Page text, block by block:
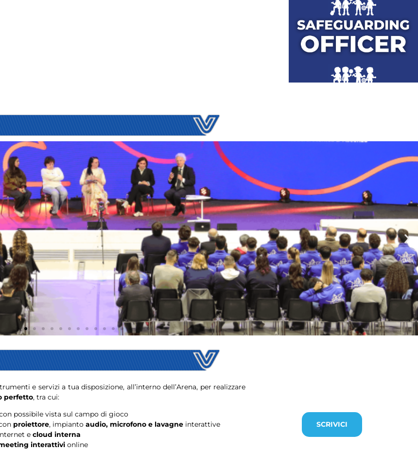
e servizi a tua disposizione, all’interno dell’Arena, per realizzare
perfetto, tra cui:
possibile vista sul campo di gioco
proiettore, impianto audio, microfono e lavagne interattive
e cloud interna
interattivi online
SCRIVICI